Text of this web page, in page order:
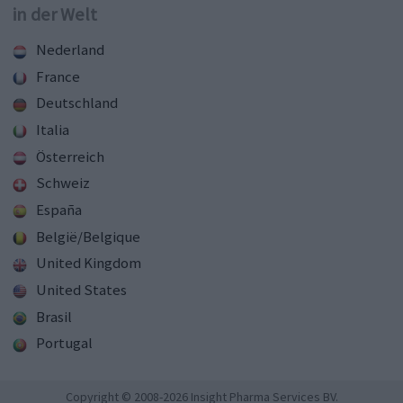
in der Welt
Nederland
France
Deutschland
Italia
Österreich
Schweiz
España
België/Belgique
United Kingdom
United States
Brasil
Portugal
Copyright © 2008-2026 Insight Pharma Services BV.